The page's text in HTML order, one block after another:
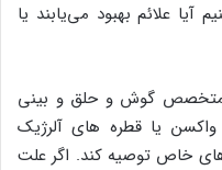
علائم بهبود می‌یابند یا
متخصص گوش و حلق و بینی
یا قطره های آلرژیک
های خاص توصیه کند. اگر علت